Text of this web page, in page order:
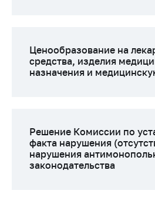
Ценообразование на
средства, изделия
назначения и
Решение Комиссии по
факта нарушения
нарушения
законодательства